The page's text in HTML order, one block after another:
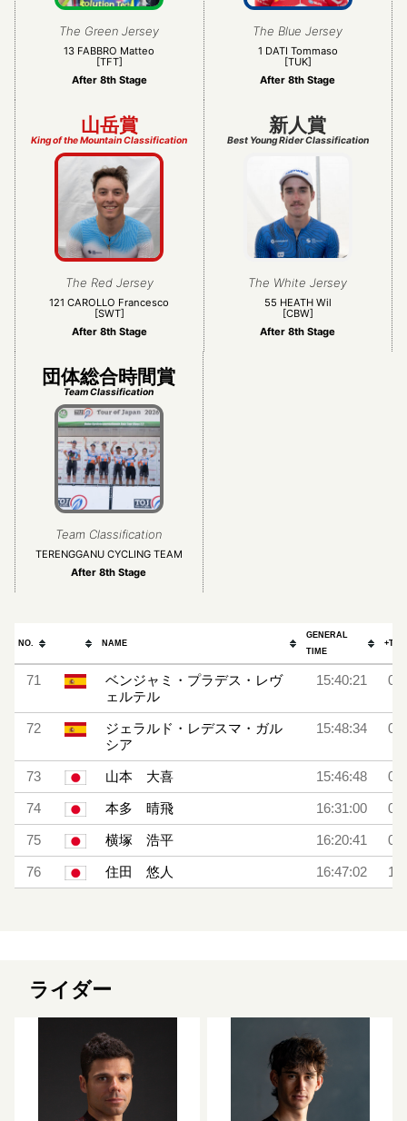
The Green Jersey
13 FABBRO Matteo
[TFT]
After 8th Stage
The Blue Jersey
1 DATI Tommaso
[TUK]
After 8th Stage
山岳賞
King of the Mountain Classification
The Red Jersey
121 CAROLLO Francesco
[SWT]
After 8th Stage
新人賞
Best Young Rider Classification
The White Jersey
55 HEATH Wil
[CBW]
After 8th Stage
団体総合時間賞
Team Classification
Team Classification
TERENGGANU CYCLING TEAM
After 8th Stage
NO. NAME
GENERAL
TIME
+TOP
71
ベンジャミ・プラデス・レヴ
ェルテル
15:40:21
72
ジェラルド・レデスマ・ガル
シア
15:48:34
73 山本 大喜 15:46:48
74 本多 晴飛 16:31:00
75 横塚 浩平 16:20:41
76 住田 悠人 16:47:02
ライダー